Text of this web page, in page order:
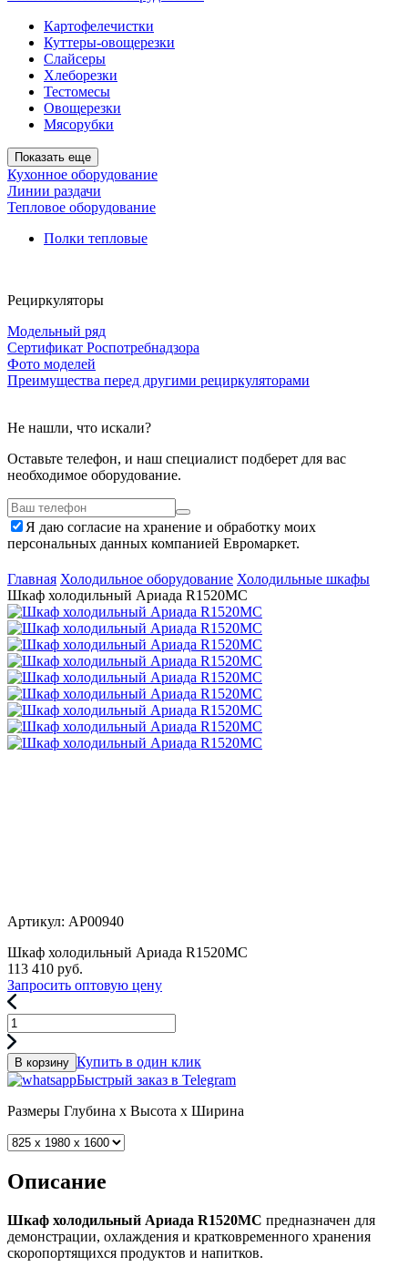
Картофелечистки
Куттеры-овощерезки
Слайсеры
Хлеборезки
Тестомесы
Овощерезки
Мясорубки
Показать еще
Кухонное оборудование
Линии раздачи
Тепловое оборудование
Полки тепловые
Рециркуляторы
Модельный ряд
Сертификат Роспотребнадзора
Фото моделей
Преимущества перед другими рециркуляторами
Не нашли, что искали?
Оставьте телефон, и наш специалист подберет для вас
необходимое оборудование.
Я даю согласие на хранение и обработку моих
персональных данных компанией Евромаркет.
Главная Холодильное оборудование Холодильные шкафы
Шкаф холодильный Ариада R1520MC
Артикул: АР00940
Шкаф холодильный Ариада R1520MC
113 410 руб.
Запросить оптовую цену
В корзину Купить в один клик
Быстрый заказ в Telegram
Размеры Глубина x Высота x Ширина
Описание
Шкаф холодильный Ариада R1520MC предназначен для
демонстрации, охлаждения и кратковременного хранения
скоропортящихся продуктов и напитков.